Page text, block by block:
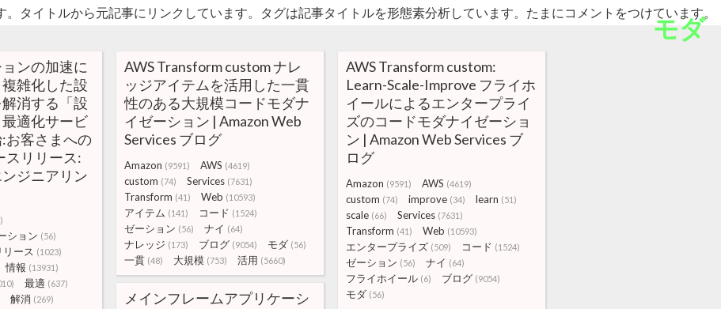
タイトルから元記事にリンクしています。タグは記事タイトルを形態素分析しています。たまにコメントをつけています。
モダ
ンの加速に
雑化した設
消する「設
適化サービ
お客さまへの
スリリース:
ジニアリン
ション (56)
リース (1023)
情報 (13931)
最適 (637)
解消 (269)
AWS Transform custom ナレ
ッジアイテムを活用した一貫
性のある大規模コードモダナ
イゼーション | Amazon Web
Services ブログ
Amazon (9591) AWS (4619)
custom (74) Services (7631)
Transform (41) Web (10593)
アイテム (141) コード (1524)
ゼーション (56) ナイ (64)
ナレッジ (173) ブログ (9054) モダ (56)
一貫 (48) 大規模 (753) 活用 (5660)
AWS Transform custom:
Learn-Scale-Improve フライホ
イールによるエンタープライ
ズのコードモダナイゼーショ
ン | Amazon Web Services ブ
ログ
Amazon (9591) AWS (4619)
custom (74) improve (34) learn (51)
scale (66) Services (7631)
Transform (41) Web (10593)
エンタープライズ (509) コード (1524)
ゼーション (56) ナイ (64)
フライホイール (6) ブログ (9054)
モダ (56)
メインフレームアプリケーシ